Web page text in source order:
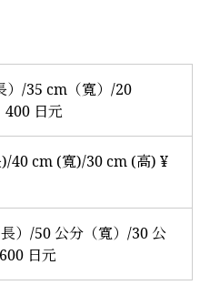
）/35 cm（寬）/20
日元
40 cm (寬)/30 cm (高) ¥
）/50 公分（寬）/30 公
日元